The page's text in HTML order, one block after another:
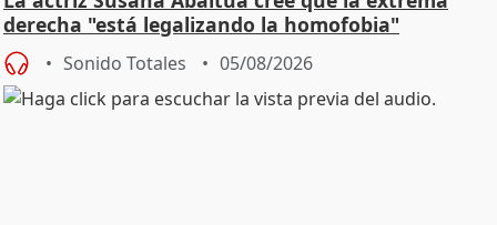
derecha "está legalizando la homofobia"
Sonido Totales 05/08/2026